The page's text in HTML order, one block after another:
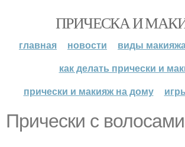
ПРИЧЕСКА И
главная новости
виды
как делать прически и
прически и макияж на дому
Прически с волосами